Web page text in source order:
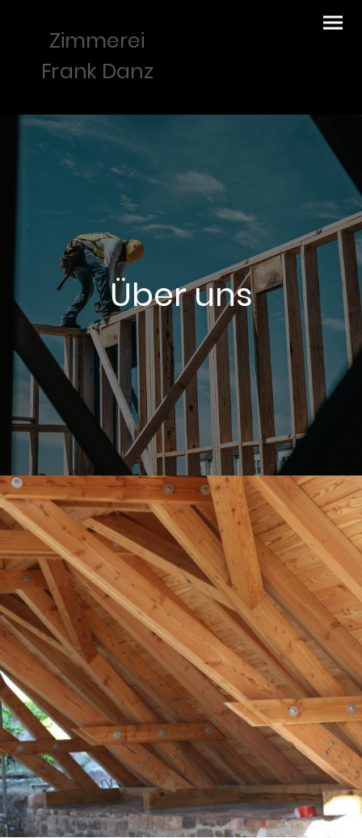
Zimmerei
Frank Danz
Über uns